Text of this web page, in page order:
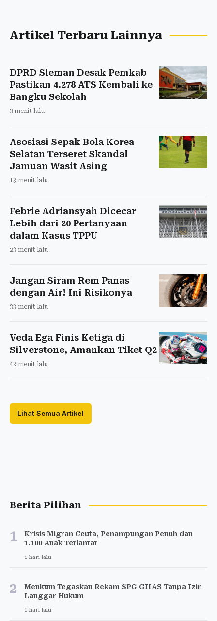
Artikel Terbaru Lainnya
DPRD Sleman Desak Pemkab
Pastikan 4.278 ATS Kembali ke
Bangku Sekolah
3 menit lalu
Asosiasi Sepak Bola Korea
Selatan Terseret Skandal
Jamuan Wasit Asing
13 menit lalu
Febrie Adriansyah Dicecar
Lebih dari 20 Pertanyaan
dalam Kasus TPPU
23 menit lalu
Jangan Siram Rem Panas
dengan Air! Ini Risikonya
33 menit lalu
Veda Ega Finis Ketiga di
Silverstone, Amankan Tiket Q2
43 menit lalu
Lihat Semua Artikel
Berita Pilihan
1
Krisis Migran Ceuta, Penampungan Penuh dan
1.100 Anak Terlantar
1 hari lalu
2
Menkum Tegaskan Rekam SPG GIIAS Tanpa Izin
Langgar Hukum
1 hari lalu